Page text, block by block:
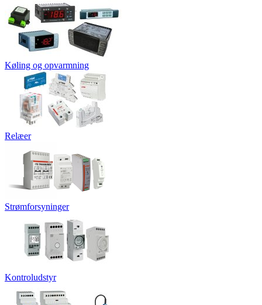
Køling og opvarmning
Relæer
Strømforsyninger
Kontroludstyr